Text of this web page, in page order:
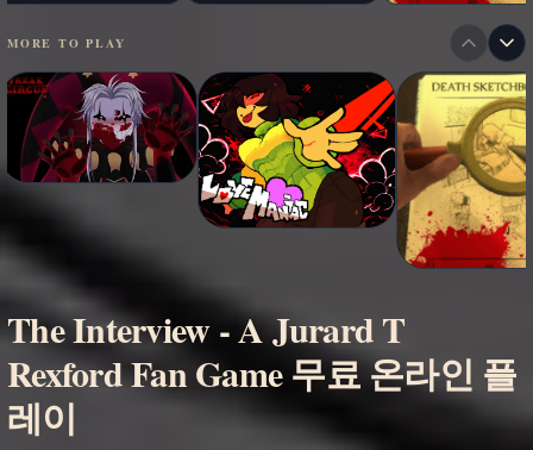
MORE TO PLAY
The Interview - A Jurard T
Rexford Fan Game 무료 온라인 플
레이